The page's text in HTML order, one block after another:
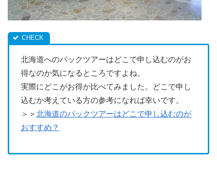
北海道へのパックツアーはどこで申し込むのがお
得なのか気になるところですよね。
実際にどこがお得か比べてみました。どこで申し
込むか考えている方の参考になれば幸いです。
＞＞ 北海道のパックツアーはどこで申し込むのが
おすすめ？